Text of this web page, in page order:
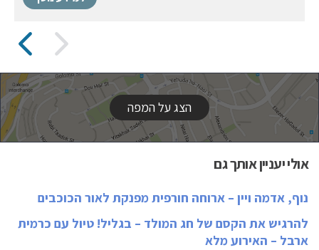
הצג על המפה
אולי יעניין אותך גם
נוף, אדמה ויין – ארוחה חורפית מפנקת לאור הכוכבים
להרגיש את הקסם של חג המולד – בגליל! טיול עם כרמית
ארבל – האירוע מלא